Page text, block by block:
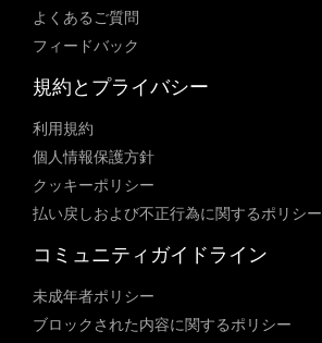
よくあるご質問
フィードバック
規約とプライバシー
利用規約
個人情報保護方針
クッキーポリシー
払い戻しおよび不正行為に関するポリシー
コミュニティガイドライン
未成年者ポリシー
ブロックされた内容に関するポリシー